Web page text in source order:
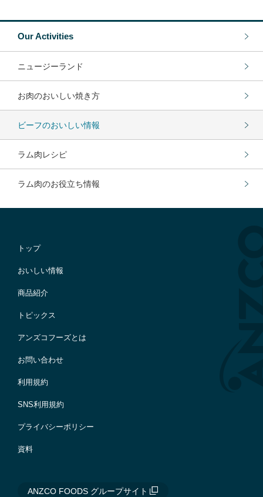
Our Activities
ニュージーランド
お肉のおいしい焼き方
ビーフのおいしい情報
ラム肉レシピ
ラム肉のお役立ち情報
トップ
おいしい情報
商品紹介
トピックス
アンズコフーズとは
お問い合わせ
利用規約
SNS利用規約
プライバシーポリシー
資料
ANZCO FOODS グループサイト